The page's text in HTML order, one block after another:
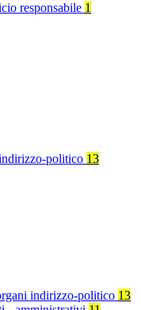
responsabile 1
politico 13
indirizzo-politico 13